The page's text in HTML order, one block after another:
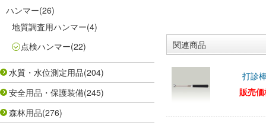
ハンマー(26)
地質調査用ハンマー(4)
点検ハンマー(22)
水質・水位測定用品(204)
安全用品・保護装備(245)
森林用品(276)
関連商品
打診
販売